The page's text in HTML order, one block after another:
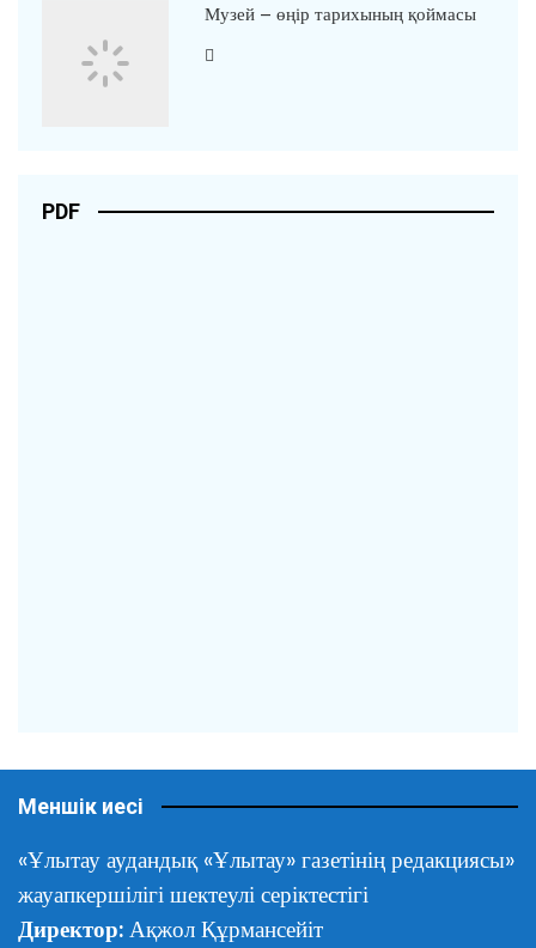
Музей – өңір тарихының қоймасы
PDF
Меншік иесі
«Ұлытау аудандық «Ұлытау» газетінің редакциясы»
жауапкершілігі шектеулі серіктестігі
Директор: Ақжол Құрмансейіт